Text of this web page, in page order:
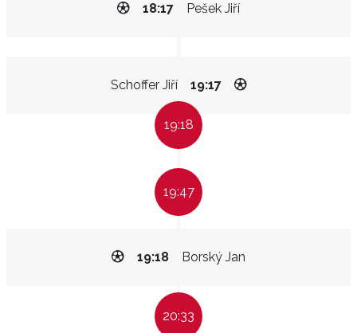
Pešek Jiří
18:17
Schoffer Jiří 19:17
19:18
19:47
Borský Jan
19:18
20:33